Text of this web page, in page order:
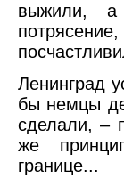
выжили, а
Ленинград
бы немцы
сделали, –
же
границе...